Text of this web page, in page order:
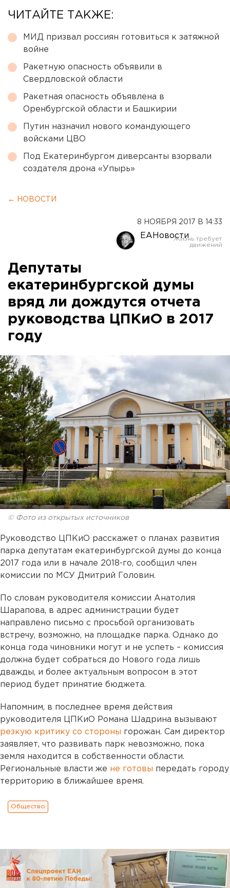
ЧИТАЙТЕ ТАКЖЕ:
МИД призвал россиян готовиться к затяжной
войне
Ракетную опасность объявили в
Свердловской области
Ракетная опасность объявлена в
Оренбургской области и Башкирии
Путин назначил нового командующего
войсками ЦВО
Под Екатеринбургом диверсанты взорвали
создателя дрона «Упырь»
← НОВОСТИ
8 НОЯБРЯ 2017 В 14:33
ЕАНовости
Депутаты
екатеринбургской думы
вряд ли дождутся отчета
руководства ЦПКиО в 2017
году
© Фото из открытых источников
Руководство ЦПКиО расскажет о планах развития
парка депутатам екатеринбургской думы до конца
2017 года или в начале 2018-го, сообщил член
комиссии по МСУ Дмитрий Головин.
По словам руководителя комиссии Анатолия
Шарапова, в адрес администрации будет
направлено письмо с просьбой организовать
встречу, возможно, на площадке парка. Однако до
конца года чиновники могут и не успеть – комиссия
должна будет собраться до Нового года лишь
дважды, и более актуальным вопросом в этот
период будет принятие бюджета.
Напомним, в последнее время действия
руководителя ЦПКиО Романа Шадрина вызывают
резкую критику со стороны горожан. Сам директор
заявляет, что развивать парк невозможно, пока
земля находится в собственности области.
Региональные власти же не готовы передать городу
территорию в ближайшее время.
Общество